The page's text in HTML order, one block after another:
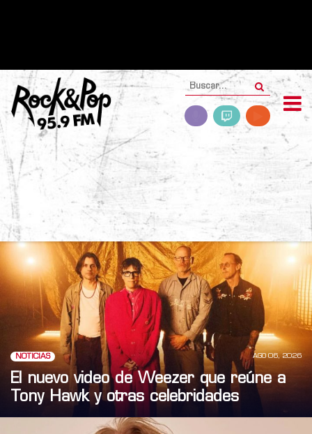
NOTICIAS AGO 06, 2026
El nuevo video de Weezer que reúne a
Tony Hawk y otras celebridades